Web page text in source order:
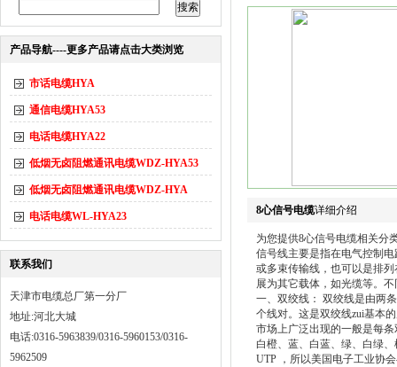
产品导航----更多产品请点击大类浏览
市话电缆HYA
通信电缆HYA53
电话电缆HYA22
低烟无卤阻燃通讯电缆WDZ-HYA53
低烟无卤阻燃通讯电缆WDZ-HYA
电话电缆WL-HYA23
联系我们
天津市电缆总厂第一分厂
地址:河北大城
电话:0316-5963839/0316-5960153/0316-
5962509
8心信号电缆详细介绍
为您提供8心信号电缆相关分
信号线主要是指在电气控制
或多束传输线，也可以是排
展为其它载体，如光缆等。
一、双绞线： 双绞线是由两
个线对。这是双绞线zui基本
市场上广泛出现的一般是每
白橙、蓝、白蓝、绿、白绿
UTP ，所以美国电子工业协